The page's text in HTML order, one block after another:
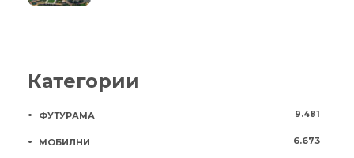
Категории
ФУТУРАМА 9.481
МОБИЛНИ 6.673